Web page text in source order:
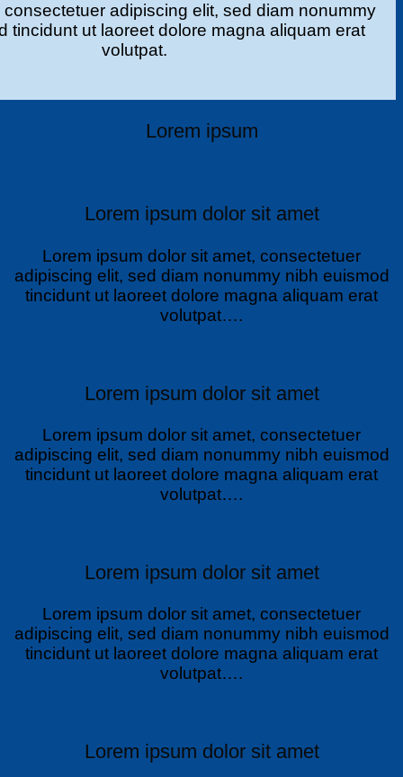
consectetuer adipiscing elit, sed diam nonummy
tincidunt ut laoreet dolore magna aliquam erat
volutpat.
Lorem ipsum
Lorem ipsum dolor sit amet
Lorem ipsum dolor sit amet, consectetuer
adipiscing elit, sed diam nonummy nibh euismod
tincidunt ut laoreet dolore magna aliquam erat
volutpat….
Lorem ipsum dolor sit amet
Lorem ipsum dolor sit amet, consectetuer
adipiscing elit, sed diam nonummy nibh euismod
tincidunt ut laoreet dolore magna aliquam erat
volutpat….
Lorem ipsum dolor sit amet
Lorem ipsum dolor sit amet, consectetuer
adipiscing elit, sed diam nonummy nibh euismod
tincidunt ut laoreet dolore magna aliquam erat
volutpat….
Lorem ipsum dolor sit amet